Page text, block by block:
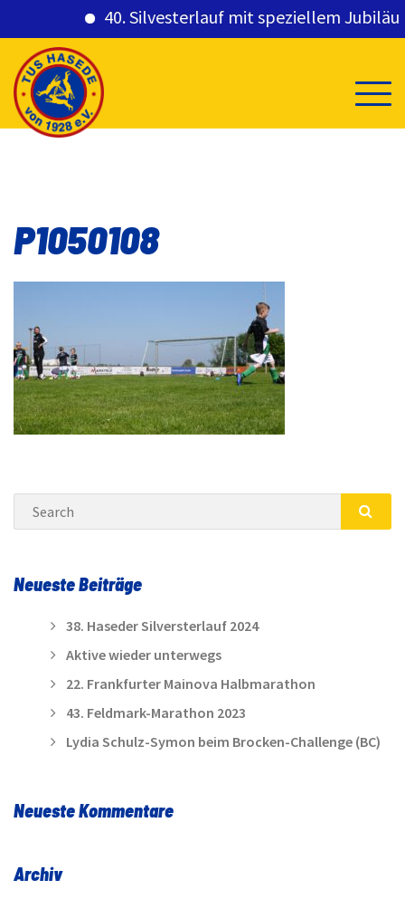
40. Silvesterlauf mit speziellem
content
P1050108
Search
Neueste Beiträge
38. Haseder Silversterlauf 2024
Aktive wieder unterwegs
22. Frankfurter Mainova Halbmarathon
43. Feldmark-Marathon 2023
Lydia Schulz-Symon beim Brocken-Challenge (BC)
Neueste Kommentare
Archiv